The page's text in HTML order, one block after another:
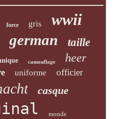
force gris wwii
german taille
camouflage heer
uniforme officier
casque
monde